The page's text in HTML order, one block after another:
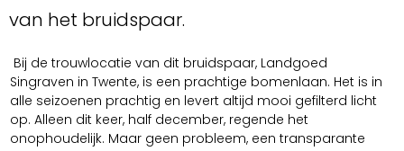
van het bruidspaar.
Bij de trouwlocatie van dit bruidspaar, Landgoed
Singraven in Twente, is een prachtige bomenlaan. Het is in
alle seizoenen prachtig en levert altijd mooi gefilterd licht
op. Alleen dit keer, half december, regende het
onophoudelijk. Maar geen probleem, een transparante